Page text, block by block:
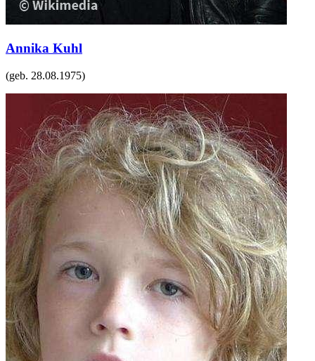
Annika Kuhl
(geb. 28.08.1975)